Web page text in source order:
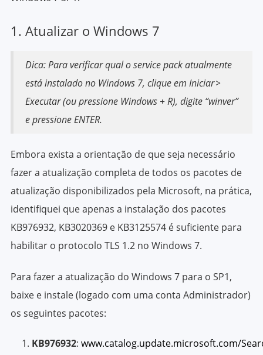
1. Atualizar o Windows 7
Dica: Para verificar qual o service pack atualmente
está instalado no Windows 7, clique em Iniciar >
Executar (ou pressione Windows + R), digite “winver”
e pressione ENTER.
Embora exista a orientação de que seja necessário
fazer a atualização completa de todos os pacotes de
atualização disponibilizados pela Microsoft, na prática,
identifiquei que apenas a instalação dos pacotes
KB976932, KB3020369 e KB3125574 é suficiente para
habilitar o protocolo TLS 1.2 no Windows 7.
Para fazer a atualização do Windows 7 para o SP1,
baixe e instale (logado com uma conta Administrador)
os seguintes pacotes:
KB976932: www.catalog.update.microsoft.com/